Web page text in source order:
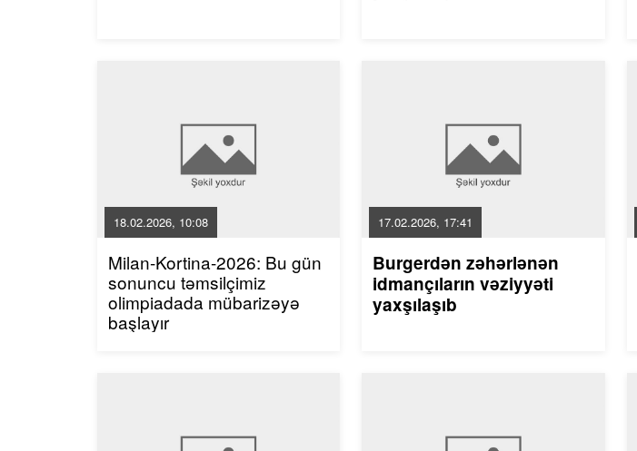
18.02.2026, 10:08
Milan-Kortina-2026: Bu gün
sonuncu təmsilçimiz
olimpiadada mübarizəyə
başlayır
17.02.2026, 17:41
Burgerdən zəhərlənən
idmançıların vəziyyəti
yaxşılaşıb